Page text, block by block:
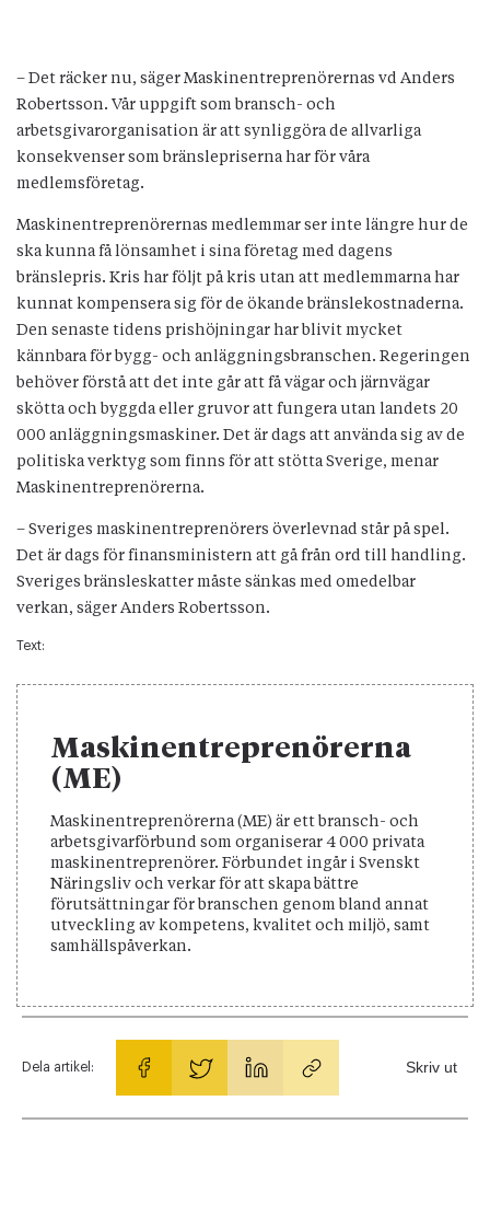
– Det räcker nu, säger Maskinentreprenörernas vd Anders
Robertsson. Vår uppgift som bransch- och
arbetsgivarorganisation är att synliggöra de allvarliga
konsekvenser som bränslepriserna har för våra
medlemsföretag.
Maskinentreprenörernas medlemmar ser inte längre hur de
ska kunna få lönsamhet i sina företag med dagens
bränslepris. Kris har följt på kris utan att medlemmarna har
kunnat kompensera sig för de ökande bränslekostnaderna.
Den senaste tidens prishöjningar har blivit mycket
kännbara för bygg- och anläggningsbranschen. Regeringen
behöver förstå att det inte går att få vägar och järnvägar
skötta och byggda eller gruvor att fungera utan landets 20
000 anläggningsmaskiner. Det är dags att använda sig av de
politiska verktyg som finns för att stötta Sverige, menar
Maskinentreprenörerna.
– Sveriges maskinentreprenörers överlevnad står på spel.
Det är dags för finansministern att gå från ord till handling.
Sveriges bränsleskatter måste sänkas med omedelbar
verkan, säger Anders Robertsson.
Text:
Maskinentreprenörerna
(ME)
Maskinentreprenörerna (ME) är ett bransch- och
arbetsgivarförbund som organiserar 4 000 privata
maskinentreprenörer. Förbundet ingår i Svenskt
Näringsliv och verkar för att skapa bättre
förutsättningar för branschen genom bland annat
utveckling av kompetens, kvalitet och miljö, samt
samhällspåverkan.
Dela artikel: Skriv ut